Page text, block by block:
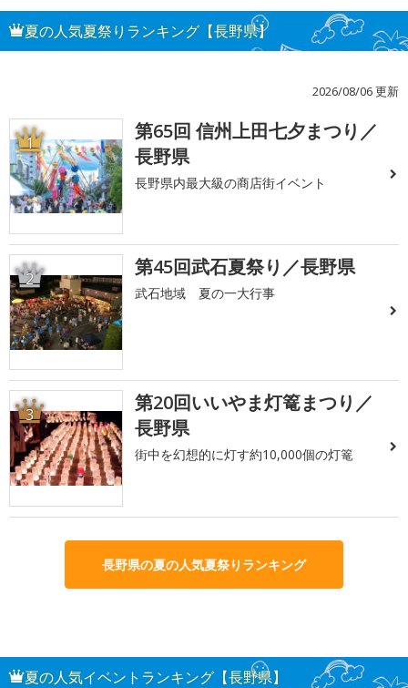
夏の人気夏祭りランキング【長野県】
2026/08/06 更新
1
第65回 信州上田七夕まつり／
長野県
長野県内最大級の商店街イベント
2 第45回武石夏祭り／長野県
武石地域 夏の一大行事
3
第20回いいやま灯篭まつり／
長野県
街中を幻想的に灯す約10,000個の灯篭
長野県の夏の人気夏祭りランキング
夏の人気イベントランキング【長野県】